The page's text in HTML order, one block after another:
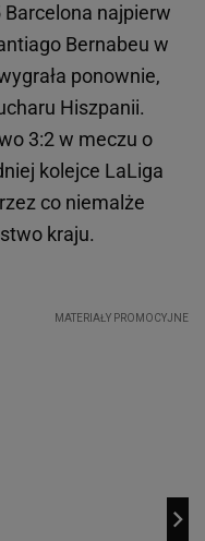
najpierw
Bernabeu w
ponownie,
Hiszpanii.
3:2 w meczu o
kolejce LaLiga
co niemalże
kraju.